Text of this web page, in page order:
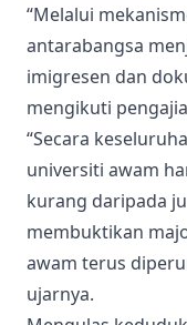
“Melalui
antarabangsa
imigresen dan
mengikuti
“Secara
universiti awam
kurang daripada
membuktikan
awam terus
ujarnya.